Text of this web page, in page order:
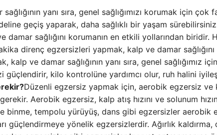
yanı sıra, genel sağlığımızı korumak için çok
geçiş yaparak, daha sağlıklı bir yaşam
sağlığını korumanın en etkili yollarından biridir.
direnç egzersizleri yapmak, kalp ve damar
kalp ve damar sağlığının yanı sıra, genel sağlığımız
güçlendirir, kilo kontrolüne yardımcı olur, ruh halini
Düzenli egzersiz yapmak için, aerobik egzersiz ve
Aerobik egzersiz, kalp atış hızını ve solunum
binme, tempolu yürüyüş, dans gibi egzersizler aerobik
güçlendirmeye yönelik egzersizlerdir. Ağırlık kaldırma,